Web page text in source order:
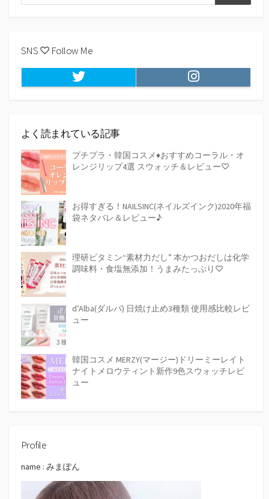
索
SNS ♡ Follow Me
Twitter Instagram
よく読まれている記事
プチプラ・韓国コスメ♦おすすめコーラル・オ
レンジリップ4選 スウォッチ＆レビュー♡
お得すぎる！NAILSINC(ネイルズインク)2020年福
袋ネタバレ＆レビュー♪
理研ビタミン“素材力だし” 本かつおだしは化学
調味料・食塩無添加！うまみたっぷり♡
d’Alba(ダルバ) 日焼け止め3種類 使用感比較レビ
ュー
韓国コスメ MERZY(マージー)ドリーミーレイト
ナイトメロウティント新作9色スウォッチレビ
ュー
Profile
name : みまぽん